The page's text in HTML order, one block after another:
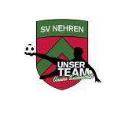
springen